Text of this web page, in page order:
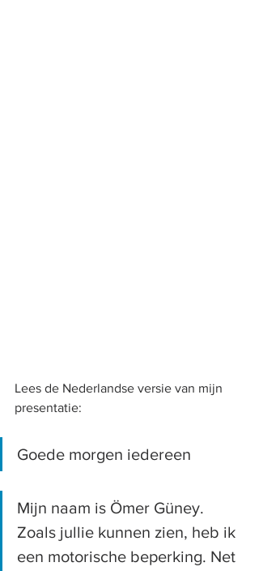
Lees de Nederlandse versie van mijn
presentatie:
Goede morgen iedereen
Mijn naam is Ömer Güney.
Zoals jullie kunnen zien, heb ik
een motorische beperking. Net